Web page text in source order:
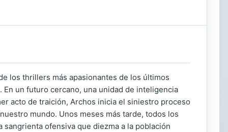
los thrillers más apasionantes de los últimos
En un futuro cercano, una unidad de inteligencia
acto de traición, Archos inicia el siniestro proceso
mundo. Unos meses más tarde, todos los
ofensiva que diezma a la población